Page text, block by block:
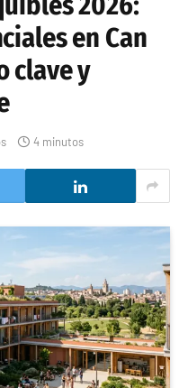
en Can
clave y
4 minutos